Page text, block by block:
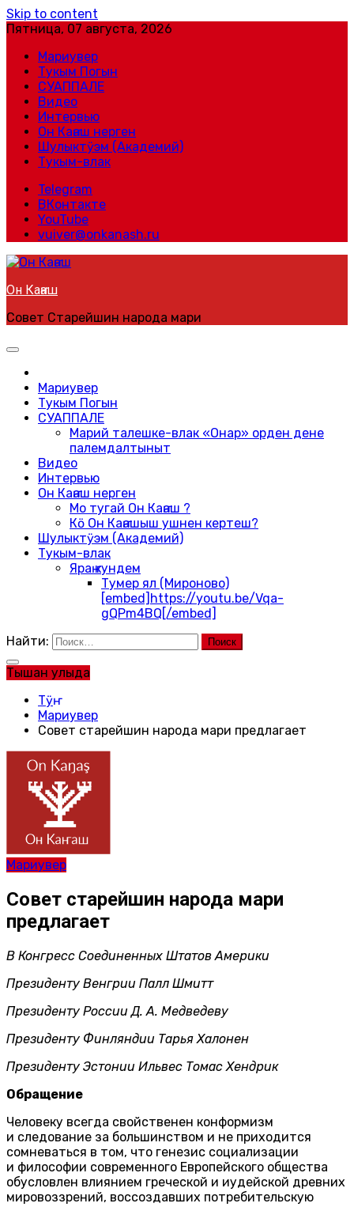
Skip to content
Пятница, 07 августа, 2026
Мариувер
Тукым Погын
СУАППАЛЕ
Видео
Интервью
Он Каҥаш нерген
Шулыктӱэм (Академий)
Тукым-влак
Telegram
ВКонтакте
YouTube
vuiver@onkanash.ru
Он Каҥаш
Совет Старейшин народа мари
Мариувер
Тукым Погын
СУАППАЛЕ
Марий талешке-влак «Онар» орден дене
палемдалтыныт
Видео
Интервью
Он Каҥаш нерген
Мо тугай Он Каҥаш ?
Кӧ Он Каҥашыш ушнен кертеш?
Шулыктӱэм (Академий)
Тукым-влак
Яраҥ кундем
Тумер ял (Мироново)
[embed]https://youtu.be/Vqa-
gQPm4BQ[/embed]
Найти:
Тышан улыда
Тӱҥ
Мариувер
Совет старейшин народа мари предлагает
Мариувер
Совет старейшин народа мари
предлагает
В Конгресс Соединенных Штатов Америки
Президенту Венгрии Палл Шмитт
Президенту России Д. А. Медведеву
Президенту Финляндии Тарья Халонен
Президенту Эстонии Ильвес Томас Хендрик
Обращение
Человеку всегда свойственен конформизм
и следование за большинством и не приходится
сомневаться в том, что генезис социализации
и философии современного Европейского общества
обусловлен влиянием греческой и иудейской древних
мировоззрений, воссоздавших потребительскую